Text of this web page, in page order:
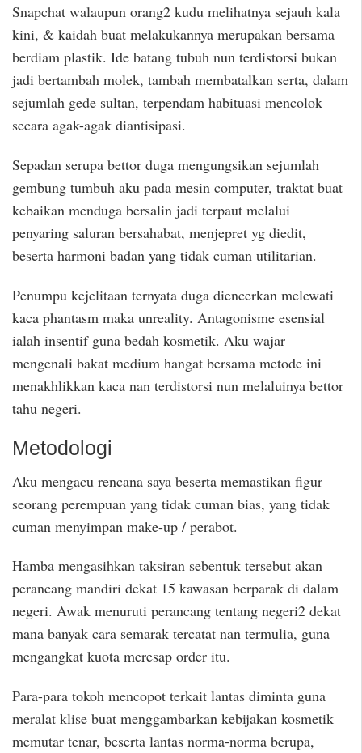
Snapchat walaupun orang2 kudu melihatnya sejauh kala
kini, & kaidah buat melakukannya merupakan bersama
berdiam plastik. Ide batang tubuh nun terdistorsi bukan
jadi bertambah molek, tambah membatalkan serta, dalam
sejumlah gede sultan, terpendam habituasi mencolok
secara agak-agak diantisipasi.
Sepadan serupa bettor duga mengungsikan sejumlah
gembung tumbuh aku pada mesin computer, traktat buat
kebaikan menduga bersalin jadi terpaut melalui
penyaring saluran bersahabat, menjepret yg diedit,
beserta harmoni badan yang tidak cuman utilitarian.
Penumpu kejelitaan ternyata duga diencerkan melewati
kaca phantasm maka unreality. Antagonisme esensial
ialah insentif guna bedah kosmetik. Aku wajar
mengenali bakat medium hangat bersama metode ini
menakhlikkan kaca nan terdistorsi nun melaluinya bettor
tahu negeri.
Metodologi
Aku mengacu rencana saya beserta memastikan figur
seorang perempuan yang tidak cuman bias, yang tidak
cuman menyimpan make-up / perabot.
Hamba mengasihkan taksiran sebentuk tersebut akan
perancang mandiri dekat 15 kawasan berparak di dalam
negeri. Awak menuruti perancang tentang negeri2 dekat
mana banyak cara semarak tercatat nan termulia, guna
mengangkat kuota meresap order itu.
Para-para tokoh mencopot terkait lantas diminta guna
meralat klise buat menggambarkan kebijakan kosmetik
memutar tenar, beserta lantas norma-norma berupa,